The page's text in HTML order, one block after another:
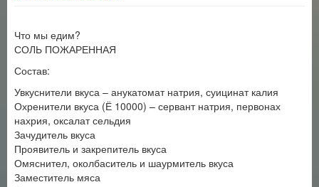
Что мы едим?
СОЛЬ ПОЖАРЕННАЯ
Состав:
Увкуснители вкуса – анукатомат натрия, суицинат калия
Охренители вкуса (Ё 10000) – сервант натрия, первонах
нахрия, оксалат сельдия
Зачудитель вкуса
Проявитель и закрепитель вкуса
Омяснител, околбаситель и шаурмитель вкуса
Заместитель мяса